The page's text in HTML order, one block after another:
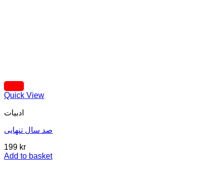
Quick View
ادبیات
صد سال تنهایی
199 kr
Add to basket